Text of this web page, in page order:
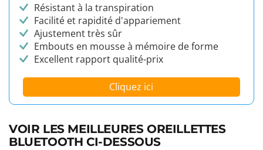
Résistant à la transpiration
Facilité et rapidité d'appariement
Ajustement très sûr
Embouts en mousse à mémoire de forme
Excellent rapport qualité-prix
Cliquez ici
VOIR LES MEILLEURES OREILLETTES
BLUETOOTH CI-DESSOUS